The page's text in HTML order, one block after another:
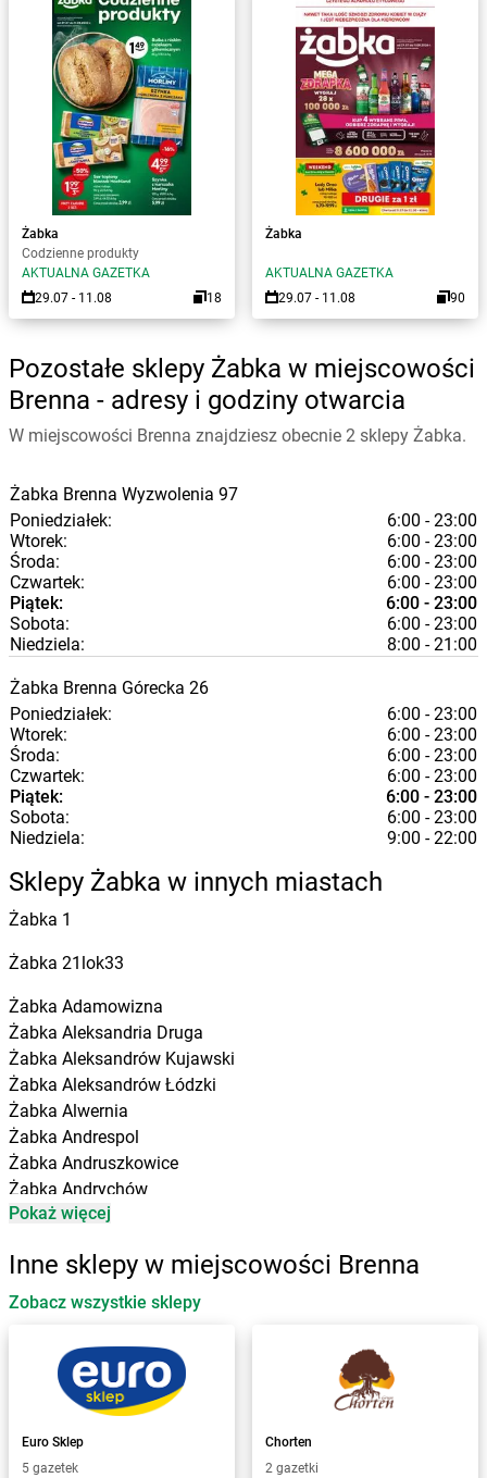
Żabka
Codzienne produkty
AKTUALNA GAZETKA
29.07 - 11.08
18
Żabka
AKTUALNA GAZETKA
29.07 - 11.08
90
Pozostałe sklepy Żabka w miejscowości
Brenna - adresy i godziny otwarcia
W miejscowości Brenna znajdziesz obecnie 2 sklepy Żabka.
Żabka Brenna Wyzwolenia 97
Poniedziałek:
6:00 - 23:00
Wtorek:
6:00 - 23:00
Środa:
6:00 - 23:00
Czwartek:
6:00 - 23:00
Piątek:
6:00 - 23:00
Sobota:
6:00 - 23:00
Niedziela:
8:00 - 21:00
Żabka Brenna Górecka 26
Poniedziałek:
6:00 - 23:00
Wtorek:
6:00 - 23:00
Środa:
6:00 - 23:00
Czwartek:
6:00 - 23:00
Piątek:
6:00 - 23:00
Sobota:
6:00 - 23:00
Niedziela:
9:00 - 22:00
Sklepy Żabka w innych miastach
Żabka 1
Żabka 21lok33
Żabka Adamowizna
Żabka Aleksandria Druga
Żabka Aleksandrów Kujawski
Żabka Aleksandrów Łódzki
Żabka Alwernia
Żabka Andrespol
Żabka Andruszkowice
Żabka Andrychów
Żabka Antonie
Żabka Automat
Żabka Babica
Babimost
Baborów
Baboszewo
Żabka Bachowice
Żabka Bądkowo
Pokaż więcej
Inne sklepy w miejscowości Brenna
Zobacz wszystkie sklepy
Euro Sklep
5 gazetek
Chorten
2 gazetki